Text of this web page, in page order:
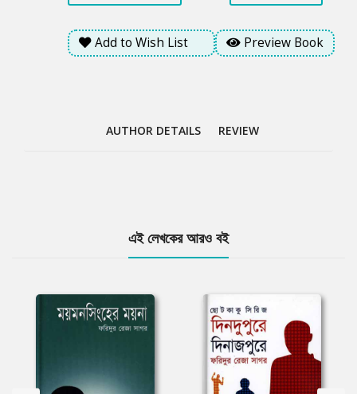
Add to Wish List Preview Book
AUTHOR DETAILS REVIEW
এই লেখকের আরও বই